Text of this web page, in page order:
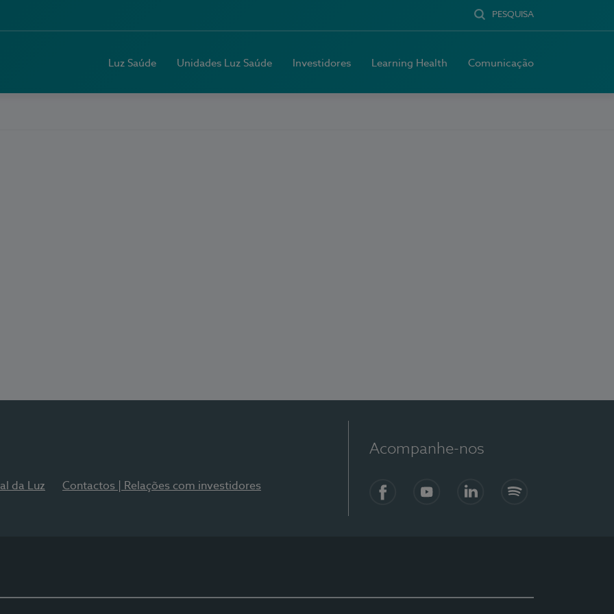
PESQUISA
Luz Saúde Unidades Luz Saúde Investidores Learning Health Comunicação
da Luz Contactos | Relações com investidores
Acompanhe-nos